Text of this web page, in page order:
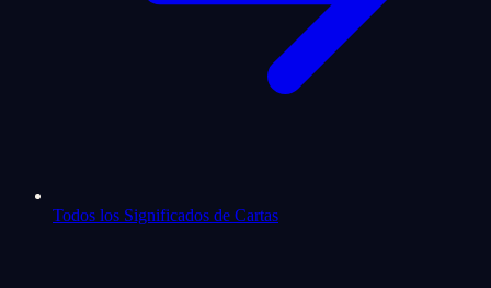
Todos los Significados de Cartas